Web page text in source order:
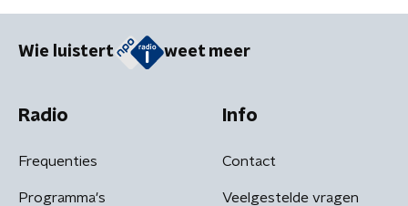
Wie luistert weet meer
Radio
Frequenties
Programma's
Info
Contact
Veelgestelde vragen